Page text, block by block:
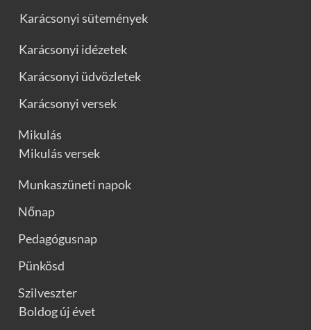
Karácsonyi sütemények
Karácsonyi idézetek
Karácsonyi üdvözletek
Karácsonyi versek
Mikulás
Mikulás versek
Munkaszüneti napok
Nőnap
Pedagógusnap
Pünkösd
Szilveszter
Boldog új évet